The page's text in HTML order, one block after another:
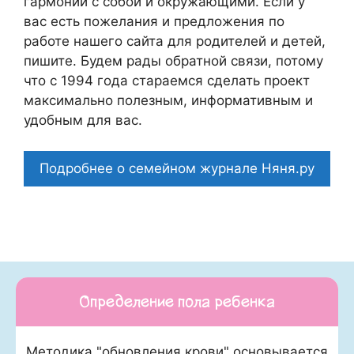
вас есть пожелания и предложения по
работе нашего сайта для родителей и детей,
пишите. Будем рады обратной связи, потому
что c 1994 года стараемся сделать проект
максимально полезным, информативным и
удобным для вас.
Подробнее о семейном журнале Няня.ру
Определение пола ребенка